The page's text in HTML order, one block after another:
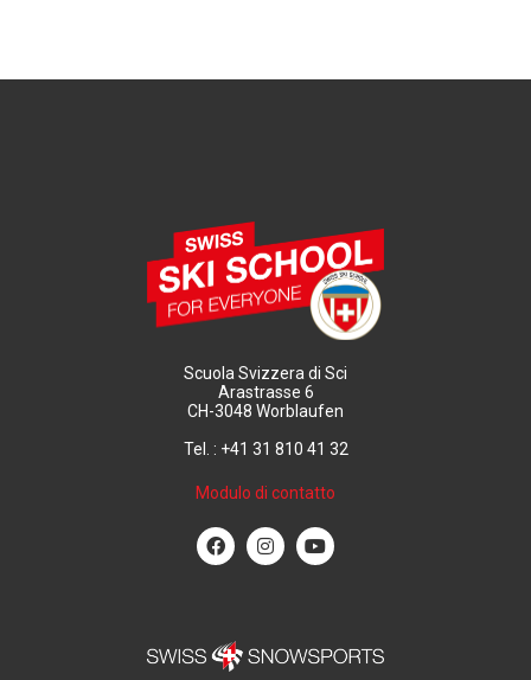
Scuola Svizzera di Sci
Arastrasse 6
CH-3048 Worblaufen
Tel. : +41 31 810 41 32
Modulo di contatto